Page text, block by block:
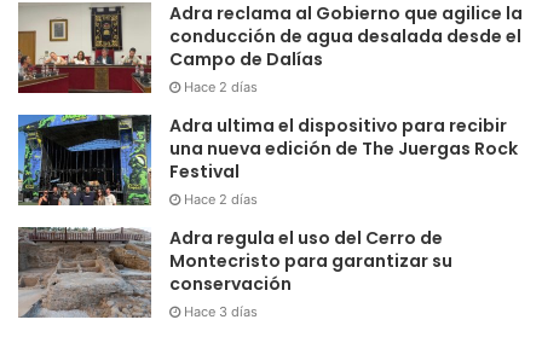
Adra reclama al Gobierno que agilice la
conducción de agua desalada desde el
Campo de Dalías
Hace 2 días
Adra ultima el dispositivo para recibir
una nueva edición de The Juergas Rock
Festival
Hace 2 días
Adra regula el uso del Cerro de
Montecristo para garantizar su
conservación
Hace 3 días